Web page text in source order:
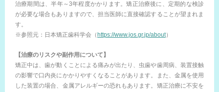
治療期間は、半年～3年程度かかります。矯正治療後に、定期的な検診
が必要な場合もありますので、担当医師に直接確認することが望まれま
す。
※参照元：日本矯正歯科学会（ https://www.jos.gr.jp/about）
【治療のリスクや副作用について】
矯正中は、歯が動くことによる痛みが出たり、虫歯や歯周病、装置接触
の影響で口内炎にかかりやすくなることがあります。また、金属を使用
した装置の場合、金属アレルギーの恐れもあります。矯正治療に不安を